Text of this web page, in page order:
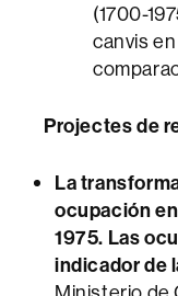
(1700-
canvis
Projectes de
La
ocupación
1975. Las
indicador de